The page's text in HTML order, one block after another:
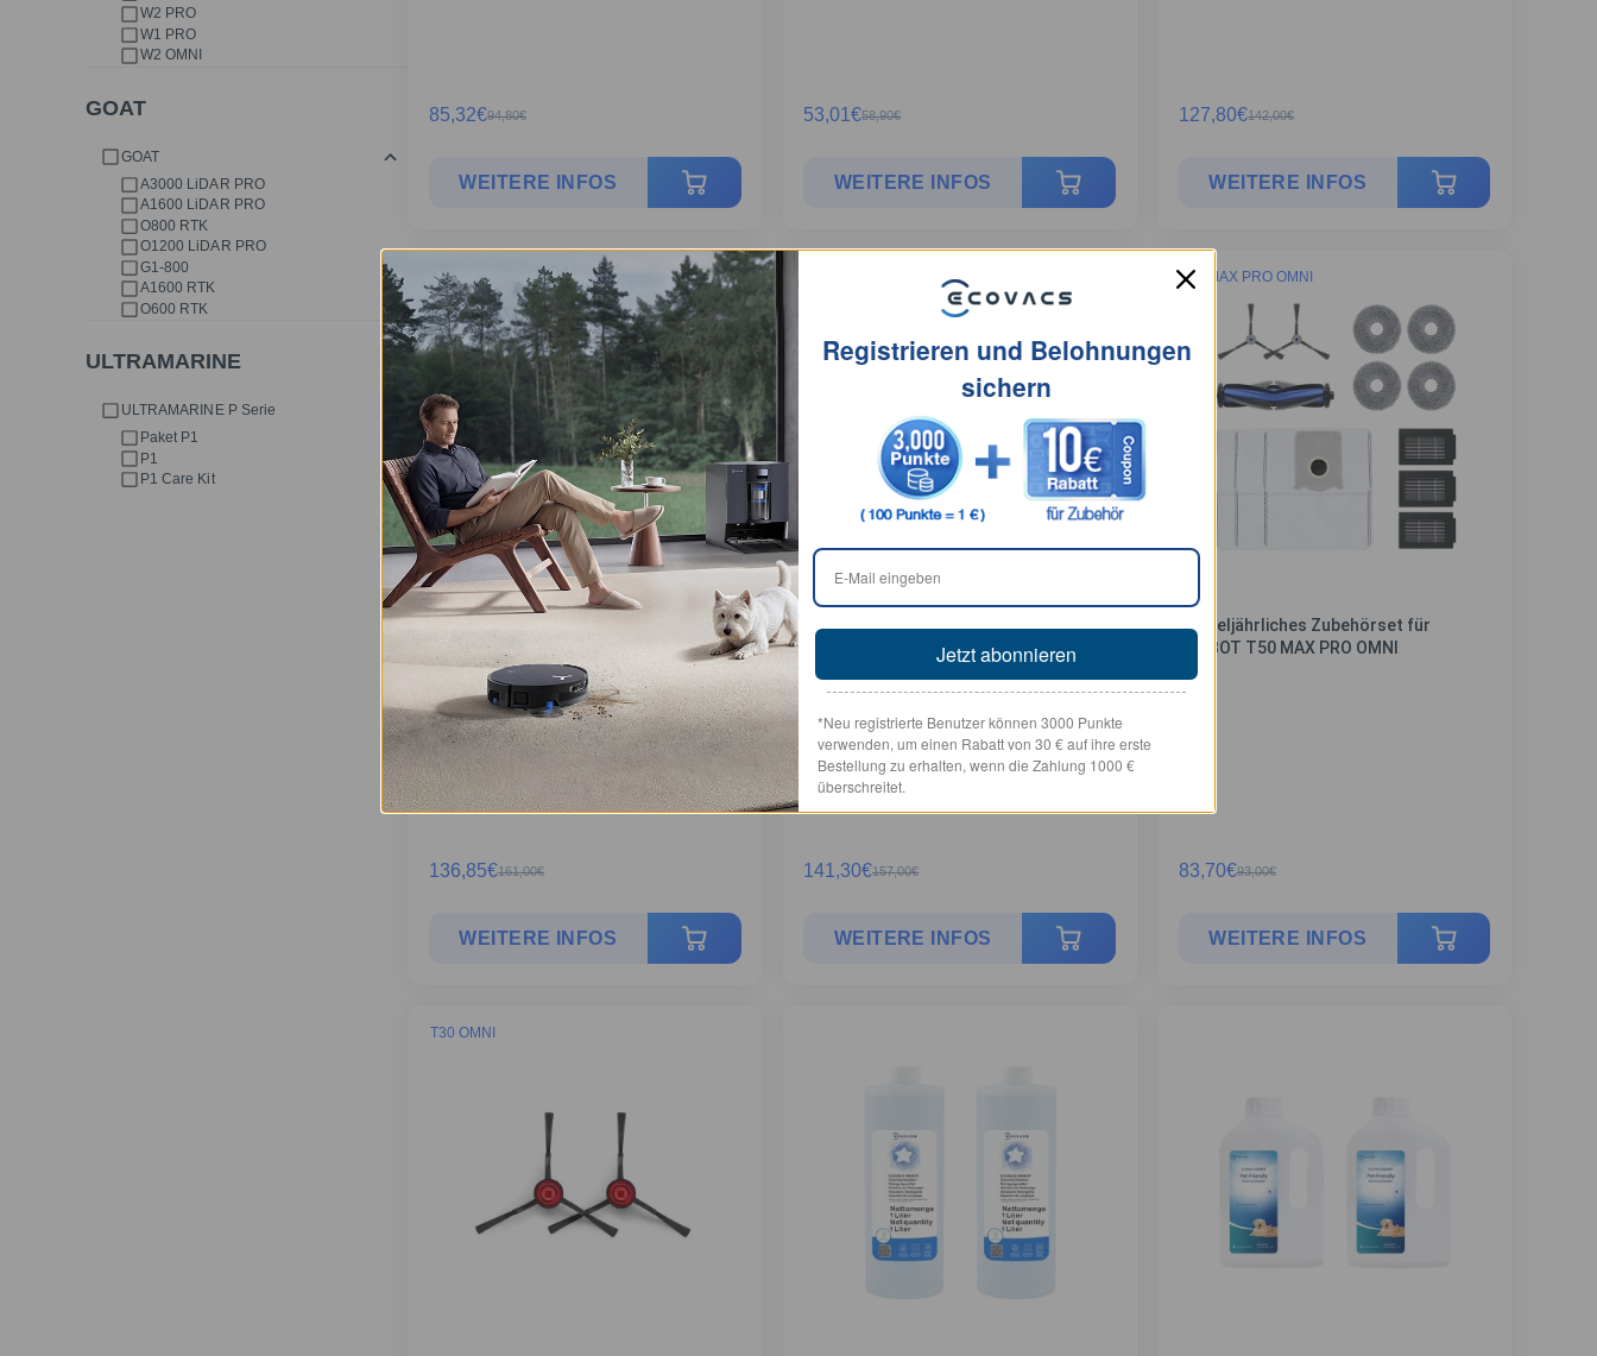
85,32€94,80€
WEITERE INFOS
53,01€58,90€
WEITERE INFOS
127,80€142,00€
WEITERE INFOS
X11 PRO OMNI
Vierteljährliches Zubehörset für
DEEBOT X11 PRO OMNI
136,85€161,00€
WEITERE INFOS
Vierteljährliches Zubehörset für
DEEBOT X9 PRO OMNI
141,30€157,00€
WEITERE INFOS
T50 MAX PRO OMNI
Vierteljährliches Zubehörset für
DEEBOT T50 MAX PRO OMNI
83,70€93,00€
WEITERE INFOS
T30 OMNI
W2 PRO
W1 PRO
W2 OMNI
GOAT
GOAT
A3000 LiDAR PRO
A1600 LiDAR PRO
O800 RTK
O1200 LiDAR PRO
G1-800
A1600 RTK
O600 RTK
ULTRAMARINE
ULTRAMARINE P Serie
Paket P1
P1
P1 Care Kit
Registrieren und Belohnungen
sichern
Jetzt abonnieren
*Neu registrierte Benutzer können 3000 Punkte
verwenden, um einen Rabatt von 30 € auf ihre erste
Bestellung zu erhalten, wenn die Zahlung 1000 €
überschreitet.